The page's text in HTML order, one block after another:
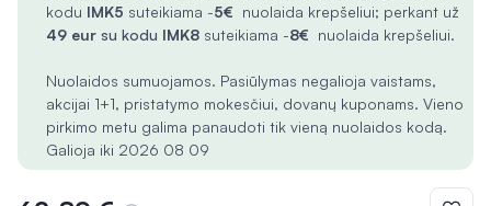
kodu IMK5 suteikiama -5€ nuolaida krepšeliui; perkant už
49 eur su kodu IMK8 suteikiama -8€ nuolaida krepšeliui.
Nuolaidos sumuojamos. Pasiūlymas negalioja vaistams,
akcijai 1+1, pristatymo mokesčiui, dovanų kuponams. Vieno
pirkimo metu galima panaudoti tik vieną nuolaidos kodą.
Galioja iki 2026 08 09